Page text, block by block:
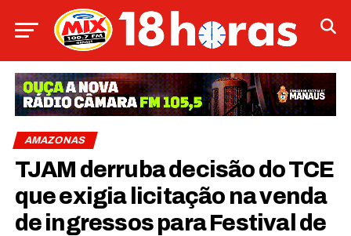
AMAZONAS
TJAM derruba decisão do TCE
que exigia licitação na venda
de ingressos para Festival de